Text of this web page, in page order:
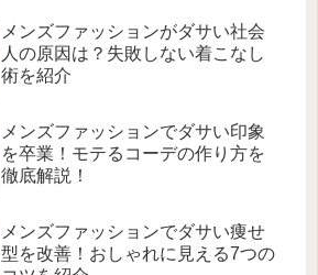
メンズファッションがダサい社会
人の原因は？失敗しない着こなし
術を紹介
メンズファッションでダサい印象
を卒業！モテるコーデの作り方を
徹底解説！
メンズファッションでダサい痩せ
型を改善！おしゃれに見える7つの